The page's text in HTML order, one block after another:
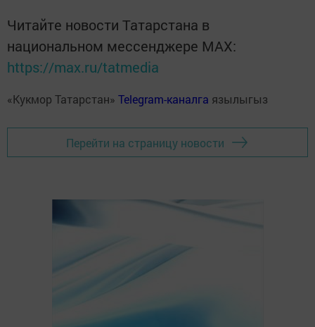
Читайте новости Татарстана в
национальном мессенджере MАХ:
https://max.ru/tatmedia
«Кукмор Татарстан» Telegram-каналга язылыгыз
Перейти на страницу новости